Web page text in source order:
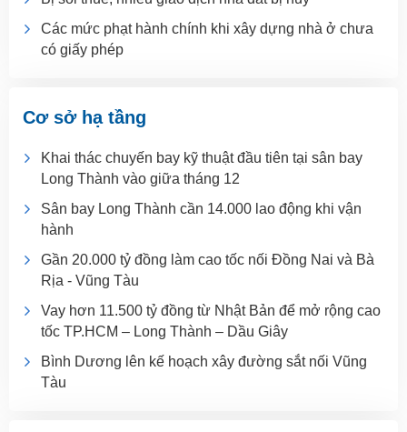
Các mức phạt hành chính khi xây dựng nhà ở chưa
có giấy phép
Cơ sở hạ tầng
Khai thác chuyến bay kỹ thuật đầu tiên tại sân bay
Long Thành vào giữa tháng 12
Sân bay Long Thành cần 14.000 lao động khi vận
hành
Gần 20.000 tỷ đồng làm cao tốc nối Đồng Nai và Bà
Rịa - Vũng Tàu
Vay hơn 11.500 tỷ đồng từ Nhật Bản để mở rộng cao
tốc TP.HCM – Long Thành – Dầu Giây
Bình Dương lên kế hoạch xây đường sắt nối Vũng
Tàu